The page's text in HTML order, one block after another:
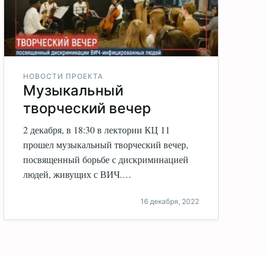
НОВОСТИ ПРОЕКТА
Музыкальный
творческий вечер
2 декабря, в 18:30 в лектории КЦ 11
прошел музыкальный творческий вечер,
посвященный борьбе с дискриминацией
людей, живущих с ВИЧ.…
16 декабря, 2022